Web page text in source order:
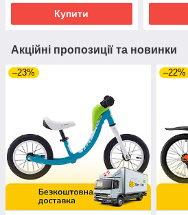
Купити
Акційні пропозиції та новинки
–23% –22%